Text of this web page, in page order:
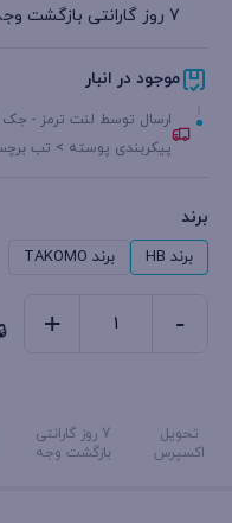
7 روز گارانتی بازگشت وجه
موجود در انبار
ارسال توسط لنت ترمز -
پیکربندی پوسته > تب
برند
برند HB برند TAKOMO
206
-
+
تحویل
اکسپرس
7 روز گارانتی
بازگشت وجه